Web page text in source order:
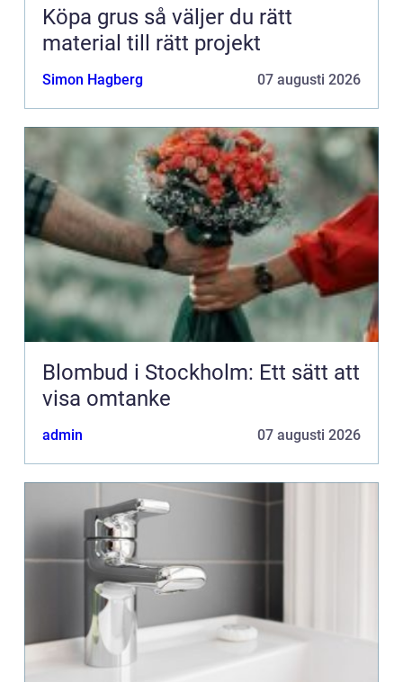
Köpa grus så väljer du rätt
material till rätt projekt
Simon Hagberg 07 augusti 2026
Blombud i Stockholm: Ett sätt att
visa omtanke
admin 07 augusti 2026